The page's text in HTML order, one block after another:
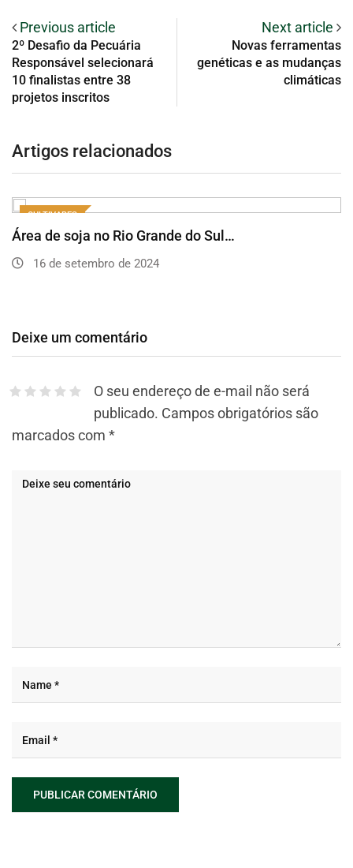
Previous article
2º Desafio da Pecuária
Responsável selecionará
10 finalistas entre 38
projetos inscritos
Next article
Novas ferramentas
genéticas e as mudanças
climáticas
Artigos relacionados
CULTIVARES
Área de soja no Rio Grande do Sul…
16 de setembro de 2024
Deixe um comentário
O seu endereço de e-mail não será
publicado. Campos obrigatórios são
marcados com *